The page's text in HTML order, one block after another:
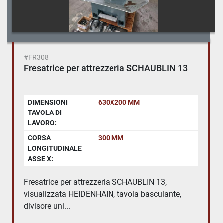
#FR308
Fresatrice per attrezzeria SCHAUBLIN 13
DIMENSIONI
TAVOLA DI
LAVORO:
630X200 MM
CORSA
LONGITUDINALE
ASSE X:
300 MM
Fresatrice per attrezzeria SCHAUBLIN 13,
visualizzata HEIDENHAIN, tavola basculante,
divisore uni...